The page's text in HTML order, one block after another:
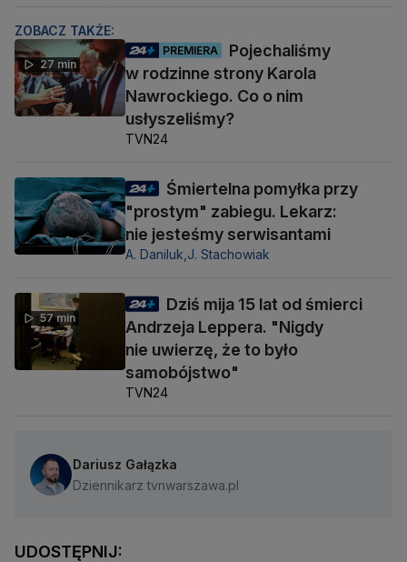
ZOBACZ TAKŻE:
27 min
PREMIERA
Pojechaliśmy
w rodzinne strony Karola
Nawrockiego. Co o nim
usłyszeliśmy?
TVN24
Śmiertelna pomyłka przy
"prostym" zabiegu. Lekarz:
nie jesteśmy serwisantami
A. Daniluk, J. Stachowiak
57 min
Dziś mija 15 lat od śmierci
Andrzeja Leppera. "Nigdy
nie uwierzę, że to było
samobójstwo"
TVN24
Dariusz Gałązka
Dziennikarz tvnwarszawa.pl
UDOSTĘPNIJ: